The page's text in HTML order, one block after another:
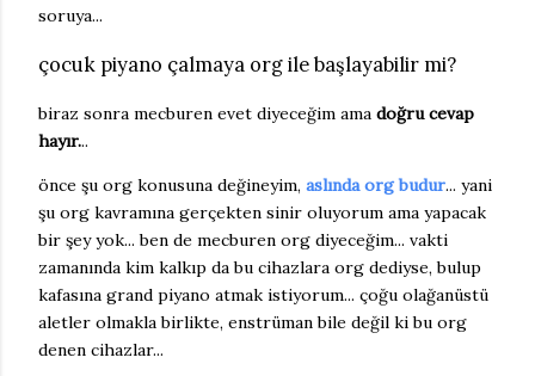
soruya...
çocuk piyano çalmaya org ile başlayabilir mi?
biraz sonra mecburen evet diyeceğim ama doğru cevap
hayır...
önce şu org konusuna değineyim, aslında org budur... yani
şu org kavramına gerçekten sinir oluyorum ama yapacak
bir şey yok... ben de mecburen org diyeceğim... vakti
zamanında kim kalkıp da bu cihazlara org dediyse, bulup
kafasına grand piyano atmak istiyorum... çoğu olağanüstü
aletler olmakla birlikte, enstrüman bile değil ki bu org
denen cihazlar...